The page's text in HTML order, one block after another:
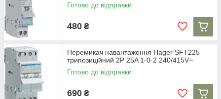
Готово до відправки
480 ₴
Перемикач навантаження Hager SFT225
трипозиційний 2P 25A 1-0-2 240/415V~
Готово до відправки
690 ₴